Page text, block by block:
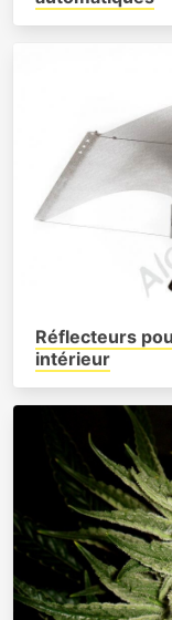
Réflecteurs
intérieur